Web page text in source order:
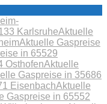
KarlsruheAktuelle
Aktuelle Gaspreise
in 65529
OsthofenAktuelle
Gaspreise in 35686
EisenbachAktuelle
Gaspreise in 65552